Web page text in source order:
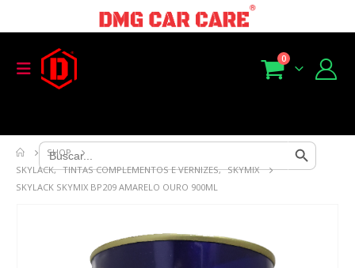
Search
for:
Search Button
0
SHOP
SKYLACK, TINTAS COMPLEMENTOS E VERNIZES, SKYMIX
SKYLACK SKYMIX BP209 AMARELO OURO 900ML